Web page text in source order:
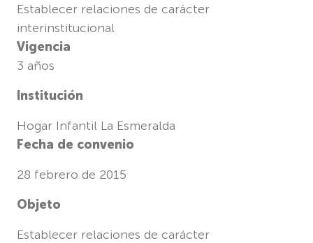
Establecer relaciones de carácter
interinstitucional
Vigencia
3 años
Institución
Hogar Infantil La Esmeralda
Fecha de convenio
28 febrero de 2015
Objeto
Establecer relaciones de carácter